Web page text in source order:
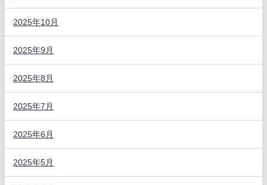
2025年10月
2025年9月
2025年8月
2025年7月
2025年6月
2025年5月